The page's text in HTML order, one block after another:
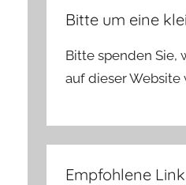
Bitte um eine
Bitte spenden Sie,
auf dieser
Empfohlene